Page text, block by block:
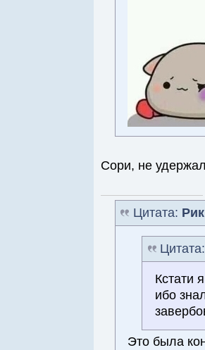
Сори, не
Цитата:
Кстати
ибо
Это была